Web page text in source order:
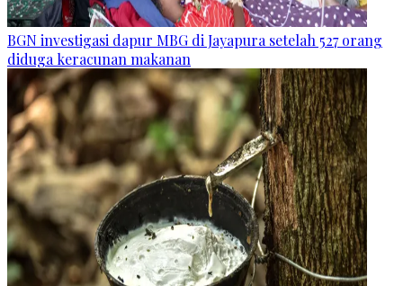
BGN investigasi dapur MBG di Jayapura setelah 527 orang
diduga keracunan makanan